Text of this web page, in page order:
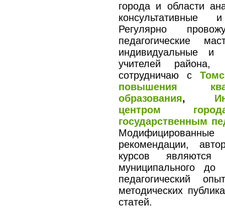
города и области
консультативные
Регулярно
педагогические
индивидуальные и
учителей
сотрудничаю с
повышения
образования,
центром
государственным
рекомендации,
курсов являются
муниципального до
методических
статей.